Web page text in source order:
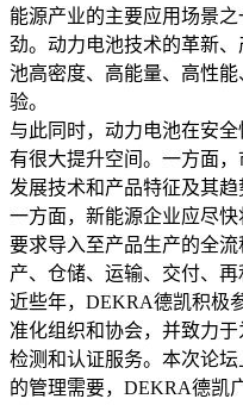
能源产业的主要应用场景
劲。动力电池技术的革新
池高密度、高能量、高性
验。
与此同时，动力电池在安
有很大提升空间。一方面
发展技术和产品特征及其
一方面，新能源企业应尽
要求导入至产品生产的全
产、仓储、运输、交付、再
近些年，DEKRA德凯积极
准化组织和协会，并致力
检测和认证服务。本次论
的管理需要，DEKRA德凯